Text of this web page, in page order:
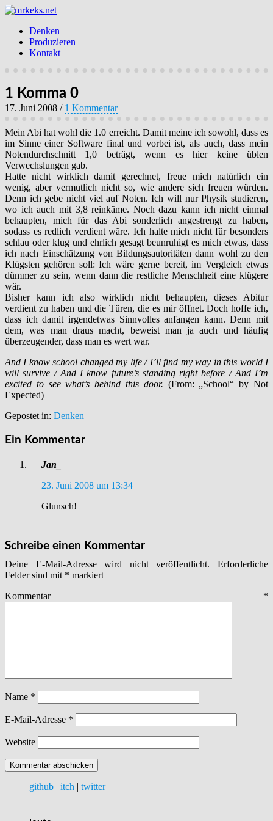
Denken
Produzieren
Kontakt
1 Komma 0
17. Juni 2008 / 1 Kommentar
Mein Abi hat wohl die 1.0 erreicht. Damit meine ich sowohl, dass es
im Sinne einer Software final und vorbei ist, als auch, dass mein
Notendurchschnitt 1,0 beträgt, wenn es hier keine üblen
Verwechslungen gab.
Hatte nicht wirklich damit gerechnet, freue mich natürlich ein
wenig, aber vermutlich nicht so, wie andere sich freuen würden.
Denn ich gebe nicht viel auf Noten. Ich will nur Physik studieren,
wo ich auch mit 3,8 reinkäme. Noch dazu kann ich nicht einmal
behaupten, mich für das Abi sonderlich angestrengt zu haben,
sodass es redlich verdient wäre. Ich halte mich nicht für besonders
schlau oder klug und ehrlich gesagt beunruhigt es mich etwas, dass
ich nach Einschätzung von Bildungsautoritäten dann wohl zu den
Klügsten gehören soll: Ich wäre gerne bereit, im Vergleich etwas
dümmer zu sein, wenn dann die restliche Menschheit eine klügere
wär.
Bisher kann ich also wirklich nicht behaupten, dieses Abitur
verdient zu haben und die Türen, die es mir öffnet. Doch hoffe ich,
dass ich damit irgendetwas Sinnvolles anfangen kann. Denn mit
dem, was man draus macht, beweist man ja auch und häufig
überzeugender, dass man es wert war.
And I know school changed my life / I’ll find my way in this world I
will survive / And I know future’s standing right before / And I’m
excited to see what’s behind this door. (From: „School“ by Not
Expected)
Gepostet in: Denken
Ein Kommentar
Jan_
23. Juni 2008 um 13:34
Glunsch!
Schreibe einen Kommentar
Deine E-Mail-Adresse wird nicht veröffentlicht.
Erforderliche
Felder sind mit * markiert
Kommentar *
Name *
E-Mail-Adresse *
Website
github | itch | twitter